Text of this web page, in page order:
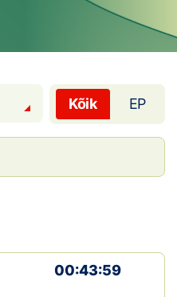
Kõik EP
00:43:59